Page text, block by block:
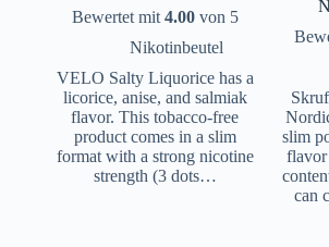
Bewertet mit 4.00von 5
Nikotinbeutel
VELO Salty Liquorice has a
licorice, anise, and salmiak
flavor. This tobacco-free
product comes in a slim
format with a strong nicotine
strength (3 dots…
slim
flavor
can